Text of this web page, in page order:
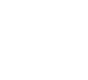
Szeretnék
mailben és SMS-
márkától. Ezt a
Megerősítem,